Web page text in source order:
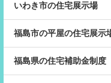
いわき市の住宅展示場
福島市の平屋の住宅展示
福島県の住宅補助金制度